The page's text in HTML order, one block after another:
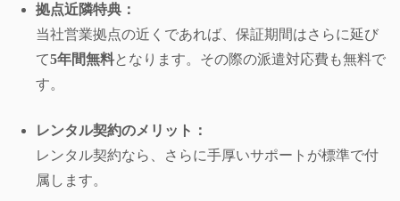
拠点近隣特典：
当社営業拠点の近くであれば、保証期間はさらに延び
て5年間無料となります。その際の派遣対応費も無料で
す。
レンタル契約のメリット：
レンタル契約なら、さらに手厚いサポートが標準で付
属します。